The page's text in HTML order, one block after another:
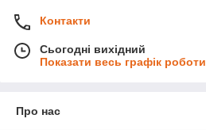
Контакти
Сьогодні вихідний
Показати весь графік роботи
Про нас